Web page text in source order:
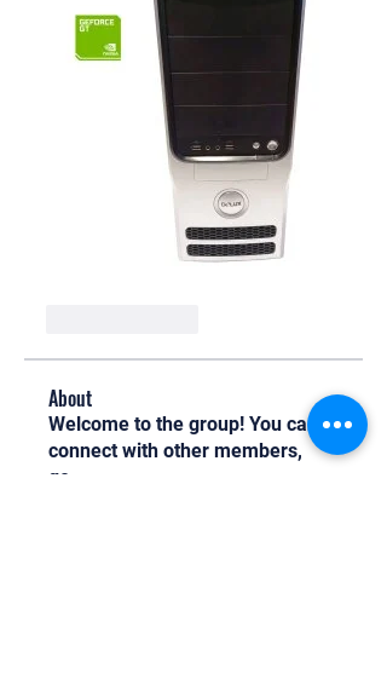
About
Welcome to the group! You can
connect with other members,
ge